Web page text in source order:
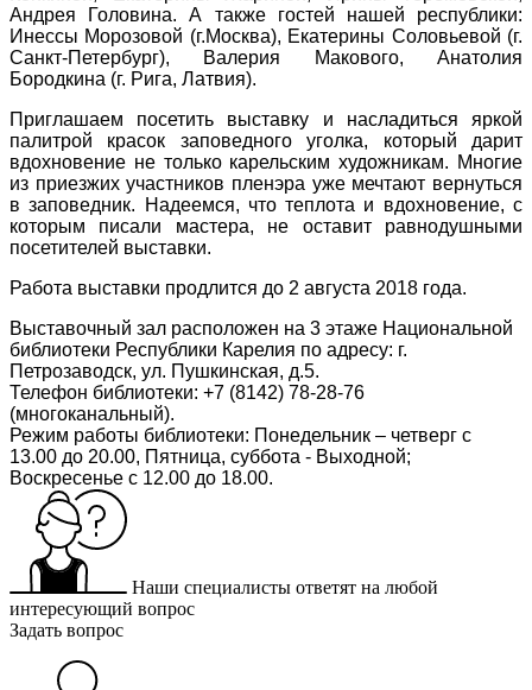
Андрея Головина. А также гостей нашей республики:
Инессы Морозовой (г.Москва), Екатерины Соловьевой (г.
Санкт-Петербург), Валерия Макового, Анатолия
Бородкина (г. Рига, Латвия).
Приглашаем посетить выставку и насладиться яркой
палитрой красок заповедного уголка, который дарит
вдохновение не только карельским художникам. Многие
из приезжих участников пленэра уже мечтают вернуться
в заповедник. Надеемся, что теплота и вдохновение, с
которым писали мастера, не оставит равнодушными
посетителей выставки.
Работа выставки продлится до 2 августа 2018 года.
Выставочный зал расположен на 3 этаже Национальной
библиотеки Республики Карелия по адресу: г.
Петрозаводск, ул. Пушкинская, д.5.
Телефон библиотеки: +7 (8142) 78-28-76
(многоканальный).
Режим работы библиотеки: Понедельник – четверг с
13.00 до 20.00, Пятница, суббота - Выходной;
Воскресенье с 12.00 до 18.00.
Наши специалисты ответят на любой
интересующий вопрос
Задать вопрос